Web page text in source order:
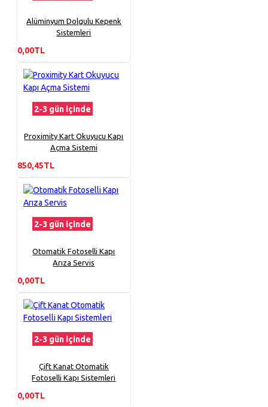
Alüminyum Dolgulu Kepenk
Sistemleri
0,00TL
2-3 gün içinde
Proximity Kart Okuyucu Kapı
Açma Sistemi
850,45TL
2-3 gün içinde
Otomatik Fotoselli Kapı
Arıza Servis
0,00TL
2-3 gün içinde
Çift Kanat Otomatik
Fotoselli Kapı Sistemleri
0,00TL